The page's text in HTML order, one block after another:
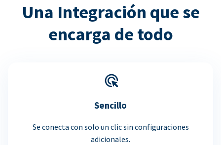
Una Integración que se
encarga de todo
Sencillo
Se conecta con solo un clic sin configuraciones
adicionales.